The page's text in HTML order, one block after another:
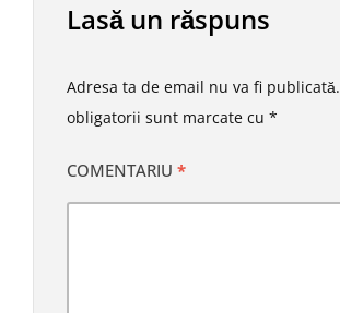
Lasă un răspuns
Adresa ta de email nu va fi publicată.
obligatorii sunt marcate cu *
COMENTARIU *